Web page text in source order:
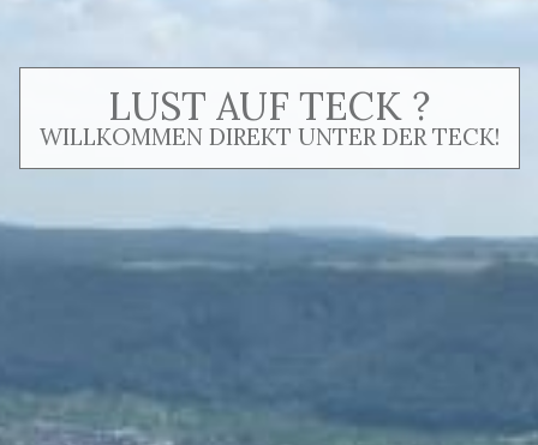
LUST AUF TECK ?
WILLKOMMEN DIREKT UNTER DER TECK!